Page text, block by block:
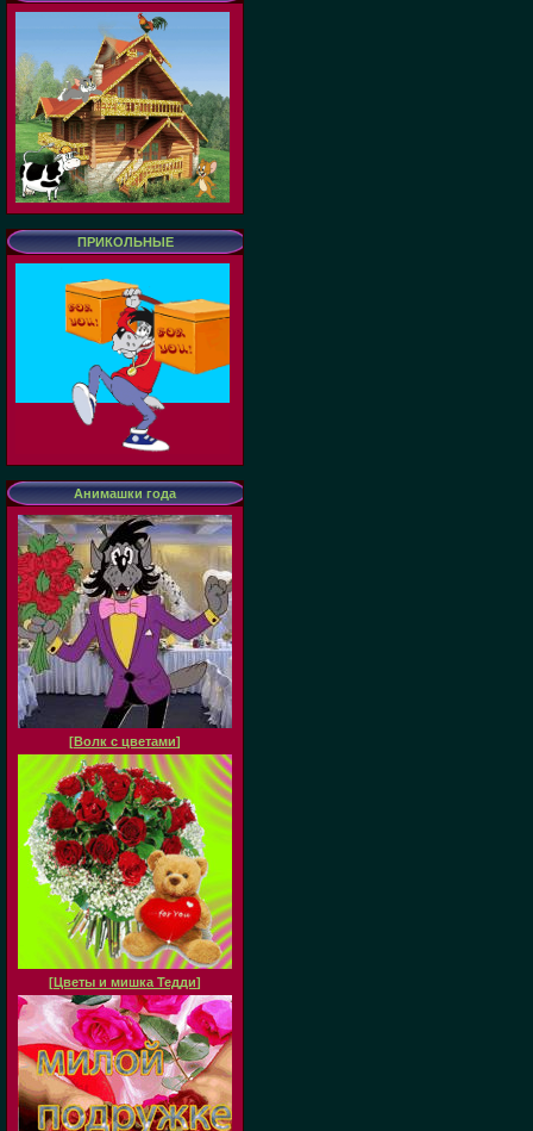
ПРИКОЛЬНЫЕ
Анимашки года
[Волк с цветами]
[Цветы и мишка Тедди]